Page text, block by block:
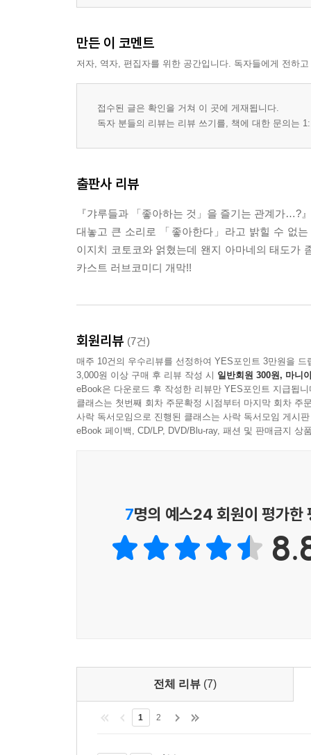
만든 이 코멘트
저자, 역자, 편집자를 위한 공간입니다. 독자들에게 전하
접수된 글은 확인을 거쳐 이 곳에 게재됩니다.
독자 분들의 리뷰는 리뷰 쓰기를, 책에 대한 문의는
출판사 리뷰
『갸루들과 「좋아하는 것」을 즐기는 관계가…?』
대놓고 큰 소리로 「좋아한다」라고 밝힐 수 없
이지치 코토코와 얽혔는데 왠지 아마네의 태도
카스트 러브코미디 개막!!
회원리뷰 (7건)
매주 10건의 우수리뷰를 선정하여 YES포인트 3만원을 드
3,000원 이상 구매 후 리뷰 작성 시 일반회원 300원, 마니
eBook은 다운로드 후 작성한 리뷰만 YES포인트 지급됩니
클래스는 첫번째 회차 주문확정 시점부터 마지막 회차 주
사락 독서모임으로 진행된 클래스는 사락 독서모임 게시
eBook 페이백, CD/LP, DVD/Blu-ray, 패션 및 판매금지 상
7명의 예스24 회원이 평가한
전체 리뷰 (7)
1 2